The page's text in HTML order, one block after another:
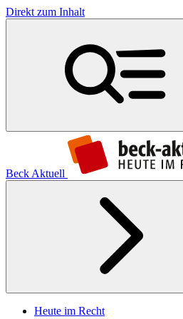
Direkt zum Inhalt
Beck Aktuell
Heute im Recht